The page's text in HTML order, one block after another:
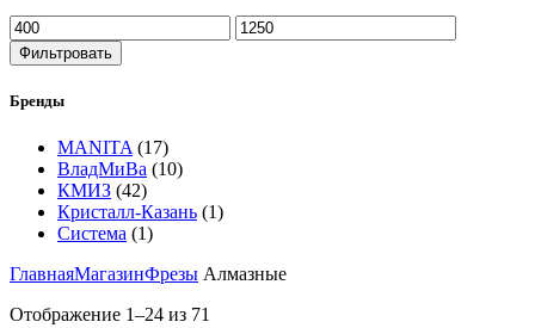
Фильтровать
Бренды
MANITA (17)
ВладМиВа (10)
КМИЗ (42)
Кристалл-Казань (1)
Система (1)
ГлавнаяМагазинФрезы Алмазные
Отображение 1–24 из 71